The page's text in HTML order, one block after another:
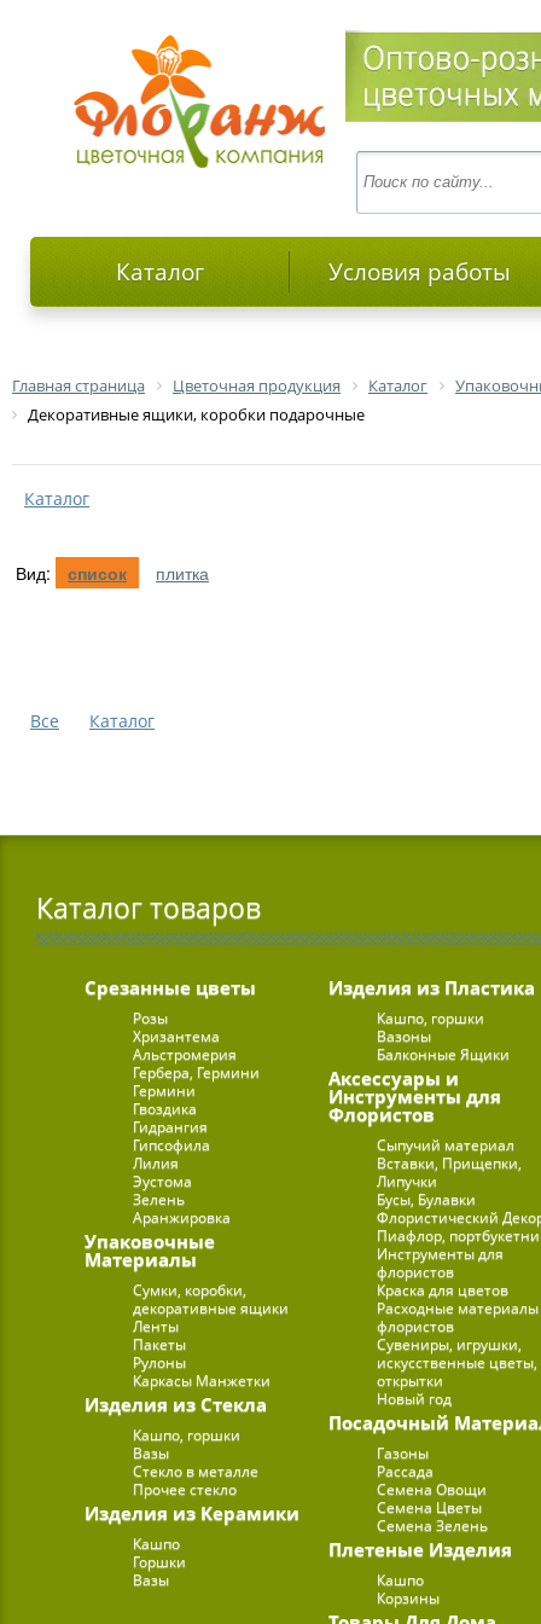
Каталог Условия работы
Главная страница Цветочная продукция Каталог
Декоративные ящики, коробки подарочные
Каталог
Вид: список плитка
Все Каталог
Каталог товаров
Срезанные цветы
Розы
Хризантема
Альстромерия
Гербера, Гермини
Гермини
Гвоздика
Гидрангия
Гипсофила
Лилия
Эустома
Зелень
Аранжировка
Упаковочные
Материалы
Сумки, коробки,
декоративные ящики
Ленты
Пакеты
Рулоны
Каркасы Манжетки
Изделия из Стекла
Кашпо, горшки
Вазы
Стекло в металле
Прочее стекло
Изделия из Керамики
Кашпо
Горшки
Вазы
Изделия из Пластика
Кашпо, горшки
Вазоны
Балконные Ящики
Аксессуары и
Инструменты для
Флористов
Сыпучий материал
Вставки, Прищепки,
Липучки
Бусы, Булавки
Флористический
Пиафлор,
Инструменты для
флористов
Краска для цветов
Расходные
флористов
Сувениры, игрушки,
искусственные цветы,
открытки
Новый год
Посадочный
Газоны
Рассада
Семена Овощи
Семена Цветы
Семена Зелень
Плетеные Изделия
Кашпо
Корзины